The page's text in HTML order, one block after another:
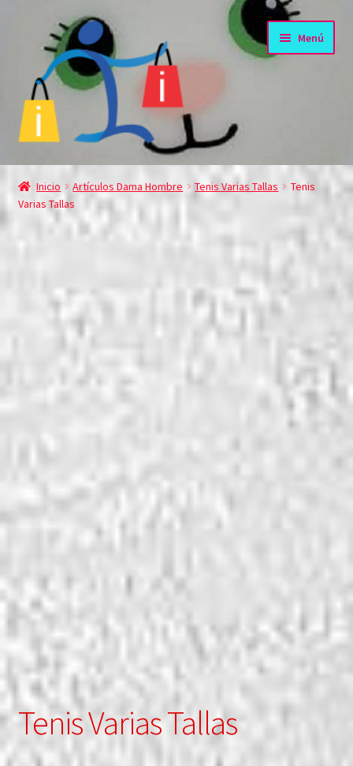
navegación
contenido
Menú
» ili «
Comprar
Comunícate con nosotros
Inicio Artículos Dama Hombre Tenis Varias Tallas
Tenis
Varias Tallas
Tenis Varias Tallas